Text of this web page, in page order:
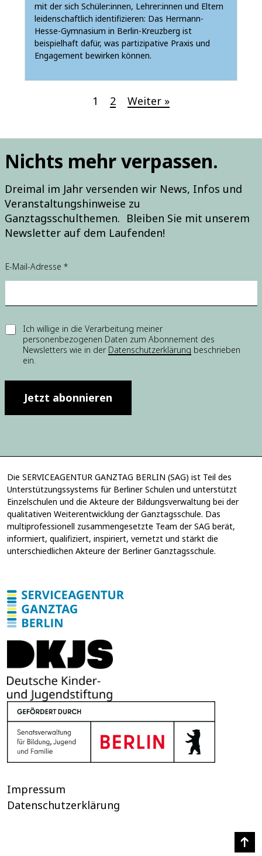
mit der sich Schüler:innen, Lehrer:innen und Eltern
leidenschaftlich identifizieren: Das Hermann-
Hesse-Gymnasium in Berlin-Kreuzberg ist
beispielhaft dafür, was partizipative Praxis und
Engagement bewirken können.
Navigation
1 2 Weiter »
Nichts mehr verpassen.
Dreimal im Jahr versenden wir News, Infos und
Veranstaltungshinweise zu
Ganztagsschulthemen. Bleiben Sie mit unserem
Newsletter auf dem Laufenden!
E-Mail-Adresse *
-
s
*
E
M
a
-
r
e
s
s
E
l
g
Ich willige in die Verarbeitung meiner
personenbezogenen Daten zum Abonnement des
Newsletters wie in der Datenschutzerklärung beschrieben
ein.
Jetzt abonnieren
Die SERVICEAGENTUR GANZTAG BERLIN (SAG) ist Teil des
Unterstützungssystems für Berliner Schulen und unterstützt
Einzelschulen und die Akteure der Bildungsverwaltung bei der
qualitativen Weiterentwicklung der Ganztagsschule. Das
multiprofessionell zusammengesetzte Team der SAG berät,
informiert, qualifiziert, inspiriert, vernetzt und stärkt die
unterschiedlichen Akteure der Berliner Ganztagsschule.
Impressum
Datenschutzerklärung